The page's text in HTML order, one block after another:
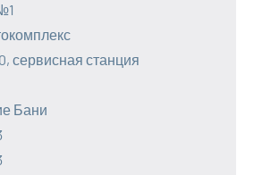
сервисная станция
Бани